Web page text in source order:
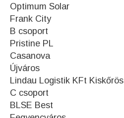
Optimum Solar
Frank City
B csoport
Pristine PL
Casanova
Újváros
Lindau Logistik KFt Kiskőrös
C csoport
BLSE Best